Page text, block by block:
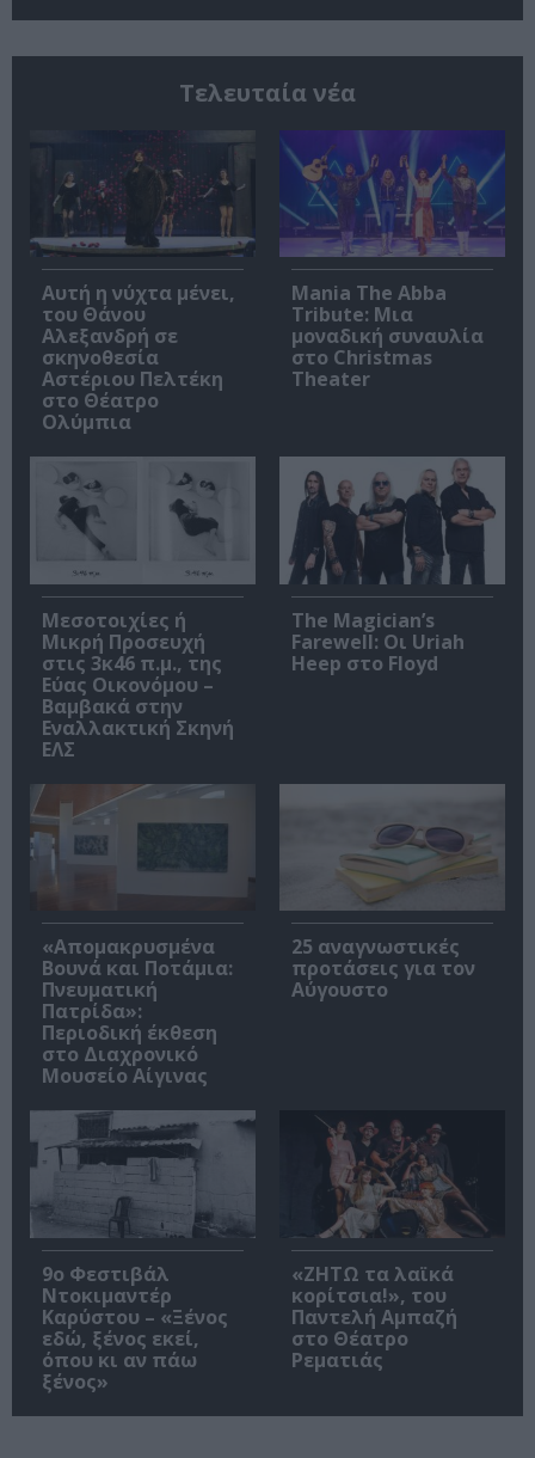
Τελευταία νέα
Αυτή η νύχτα μένει,
του Θάνου
Αλεξανδρή σε
σκηνοθεσία
Αστέριου Πελτέκη
στο Θέατρο
Ολύμπια
Mania The Abba
Tribute: Μια
μοναδική συναυλία
στο Christmas
Theater
Μεσοτοιχίες ή
Μικρή Προσευχή
στις 3κ46 π.μ., της
Εύας Οικονόμου –
Βαμβακά στην
Εναλλακτική Σκηνή
ΕΛΣ
The Magician’s
Farewell: Οι Uriah
Heep στο Floyd
«Απομακρυσμένα
Βουνά και Ποτάμια:
Πνευματική
Πατρίδα»:
Περιοδική έκθεση
στο Διαχρονικό
Μουσείο Αίγινας
25 αναγνωστικές
προτάσεις για τον
Αύγουστο
9ο Φεστιβάλ
Ντοκιμαντέρ
Καρύστου – «Ξένος
εδώ, ξένος εκεί,
όπου κι αν πάω
ξένος»
«ΖΗΤΩ τα λαϊκά
κορίτσια!», του
Παντελή Αμπαζή
στο Θέατρο
Ρεματιάς